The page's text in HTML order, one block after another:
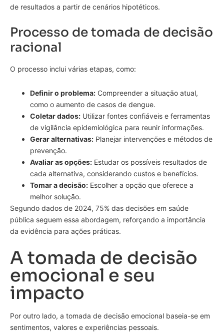
de resultados a partir de cenários hipotéticos.
Processo de tomada de decisão
racional
O processo inclui várias etapas, como:
Definir o problema: Compreender a situação atual,
como o aumento de casos de dengue.
Coletar dados: Utilizar fontes confiáveis e ferramentas
de vigilância epidemiológica para reunir informações.
Gerar alternativas: Planejar intervenções e métodos de
prevenção.
Avaliar as opções: Estudar os possíveis resultados de
cada alternativa, considerando custos e benefícios.
Tomar a decisão: Escolher a opção que oferece a
melhor solução.
Segundo dados de 2024, 75% das decisões em saúde
pública seguem essa abordagem, reforçando a importância
da evidência para ações práticas.
A tomada de decisão
emocional e seu
impacto
Por outro lado, a tomada de decisão emocional baseia-se em
sentimentos, valores e experiências pessoais.